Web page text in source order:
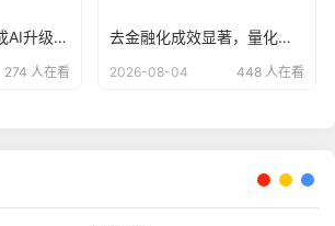
支付宝“碰一下”完成AI升级，用户已达4亿
274 人在看
去金融化成效显著，量化派羊小咩告别野蛮生长？
2026-08-04 448 人在看